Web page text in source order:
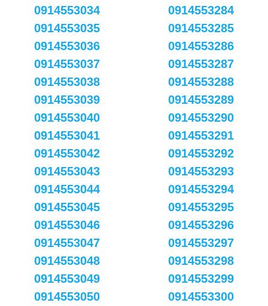
0914553034
0914553035
0914553036
0914553037
0914553038
0914553039
0914553040
0914553041
0914553042
0914553043
0914553044
0914553045
0914553046
0914553047
0914553048
0914553049
0914553050
0914553284
0914553285
0914553286
0914553287
0914553288
0914553289
0914553290
0914553291
0914553292
0914553293
0914553294
0914553295
0914553296
0914553297
0914553298
0914553299
0914553300